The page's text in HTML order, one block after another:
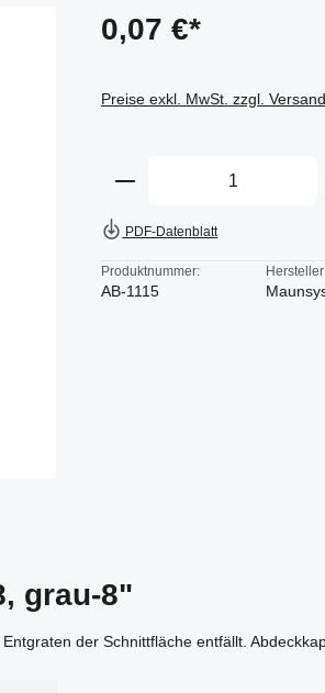
0,07 €*
Preise exkl. MwSt. zzgl.
Produkt Anzahl:
PDF-Datenblatt
Produktnummer:
AB-1115
grau-8"
der Schnittfläche entfällt.